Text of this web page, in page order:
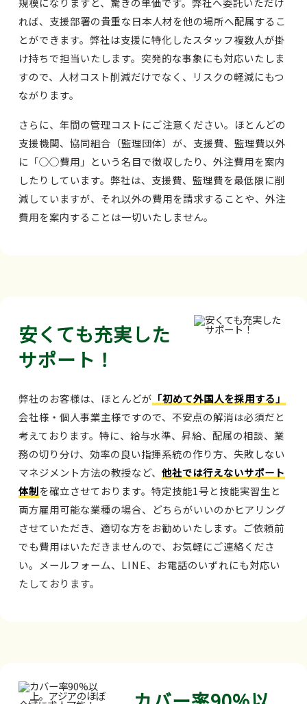
れば、支援部署の貴重な日本人材を他の場所へ配属するこ
とができます。弊社は支援に特化したスタッフ複数人が掛
け持ちで担当いたします。突発的な事象にも対応いたしま
すので、人材コスト削減だけでなく、リスクの軽減にもつ
ながります。
さらに、年間の管理コストにご注意ください。ほとんどの
支援機関、協同組合（監理団体）が、支援費、監理費以外
に「○○費用」という名目で徴収したり、外注費用を案内
したりしています。弊社は、支援費、監理費を最低限に削
減していますが、それ以外の費用を請求することや、外注
費用を案内することは一切いたしません。
安くても充実した
サポート！
弊社のお客様は、ほとんどが 「初めて外国人を採用する」
会社様・個人事業主様ですので、不安点の解消は必須だと
考えております。特に、給与水準、昇給、配属の相談、業
務の切り分け、効率の良い指揮系統の作り方、失敗しない
マネジメント方法の教授など、 他社では行えないサポート
体制を確立させております。特定技能1号と技能実習生と
両方雇用可能な業種の場合、どちらがいいのかヒアリング
させていただき、適切な方をお勧めいたします。ご依頼前
でも費用はいただきませんので、お気軽にご連絡くださ
い。メールフォーム、LINE、お電話のいずれにも対応い
たしております。